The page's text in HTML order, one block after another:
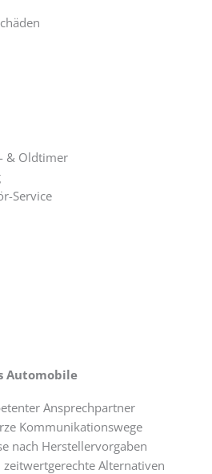
& Oldtimer
Service
Automobile
Ansprechpartner
Kommunikationswege
nach Herstellervorgaben
Alternativen